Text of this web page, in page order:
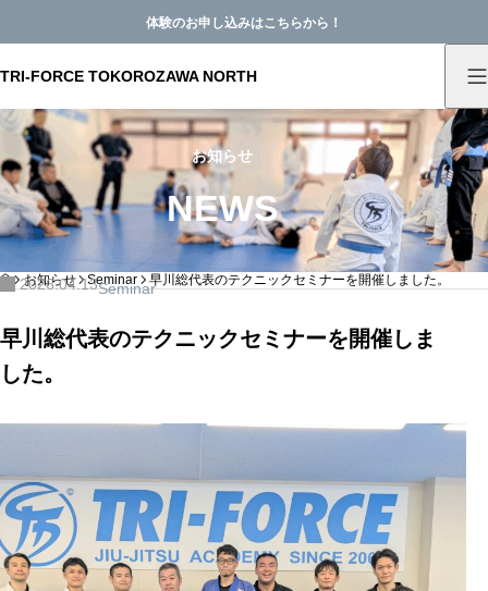
体験のお申し込みはこちらから！
TRI-FORCE TOKOROZAWA NORTH
お知らせ
NEWS
HOME
お知らせ Seminar 早川総代表のテクニックセミナーを開催しました。
2026.04.13Seminar
早川総代表のテクニックセミナーを開催しま
した。